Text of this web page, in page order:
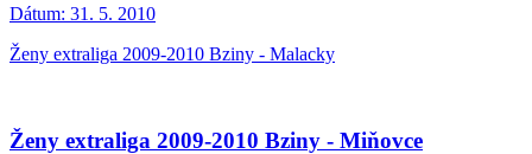
Dátum: 31. 5. 2010
Ženy extraliga 2009-2010 Bziny - Malacky
Ženy extraliga 2009-2010 Bziny - Miňovce